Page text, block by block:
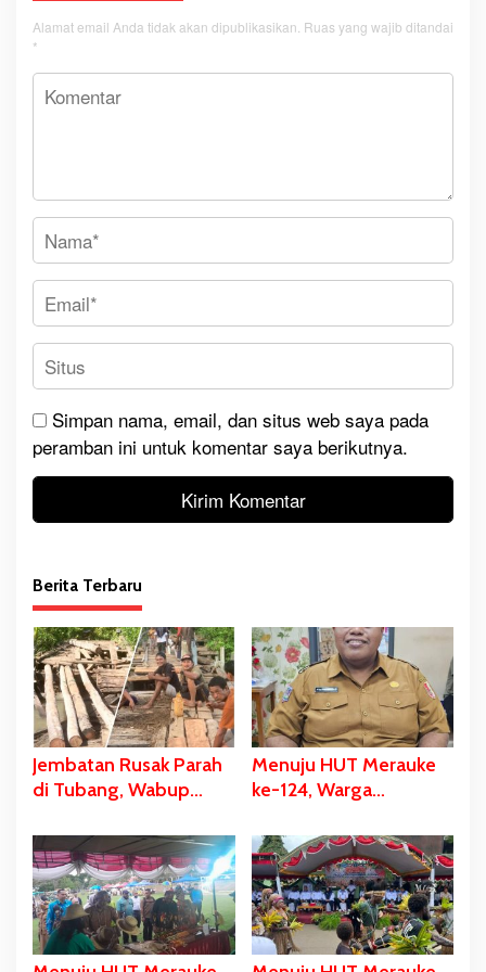
Alamat email Anda tidak akan dipublikasikan. Ruas yang wajib ditandai
*
Simpan nama, email, dan situs web saya pada
peramban ini untuk komentar saya berikutnya.
Berita Terbaru
Jembatan Rusak Parah
di Tubang, Wabup
dan Eksekusi Berikan
Bantuan Dana
Perbaikan
Menuju HUT Merauke
ke-124, Warga
Akan Dapat Kado
Spesial